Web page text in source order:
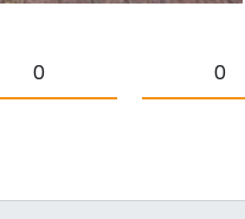
0 0